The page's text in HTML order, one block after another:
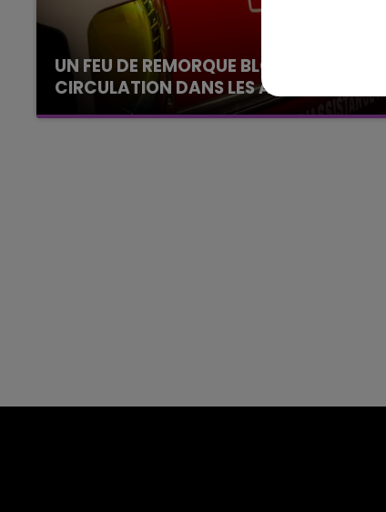
UN FEU DE REMORQUE BLOQUE LA
CIRCULATION DANS LES ARDENNES
Un feu de remorque s'est déclaré ce mercredi
La Radio Pop